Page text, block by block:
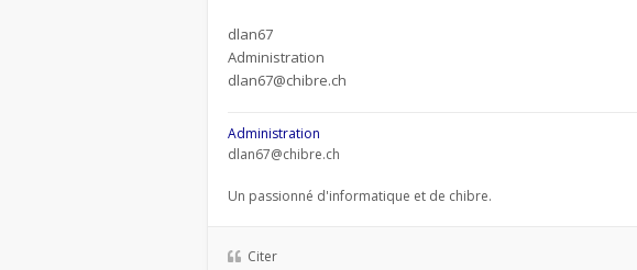
dlan67
Administration
dlan67@chibre.ch
Administration
dlan67@chibre.ch
Un passionné d'informatique et de chibre.
Citer